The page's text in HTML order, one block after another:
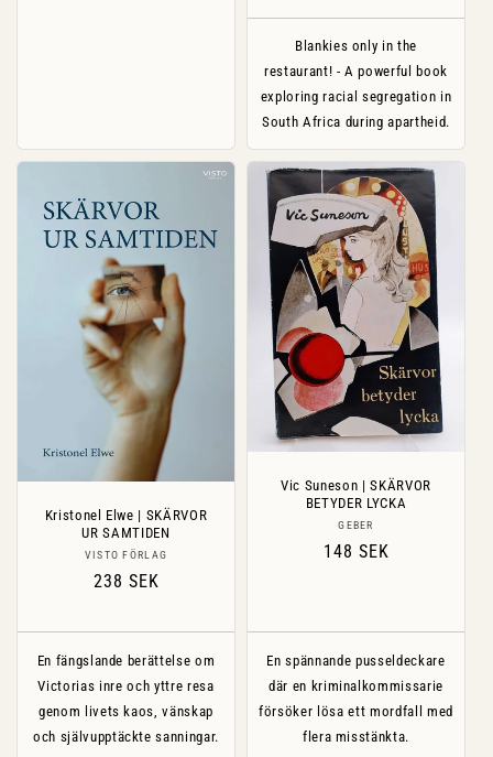
Blankies only in the
restaurant! - A powerful book
exploring racial segregation in
South Africa during apartheid.
Kristonel Elwe | SKÄRVOR
UR SAMTIDEN
Säljare:
VISTO FÖRLAG
Ordinarie
238 SEK
En fängslande berättelse om
Victorias inre och yttre resa
genom livets kaos, vänskap
och självupptäckte sanningar.
Vic Suneson | SKÄRVOR
BETYDER LYCKA
Säljare:
GEBER
Ordinarie
148 SEK
En spännande pusseldeckare
där en kriminalkommissarie
försöker lösa ett mordfall med
flera misstänkta.